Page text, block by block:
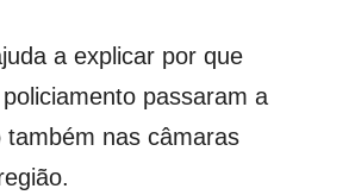
a explicar por que
passaram a
também nas câmaras